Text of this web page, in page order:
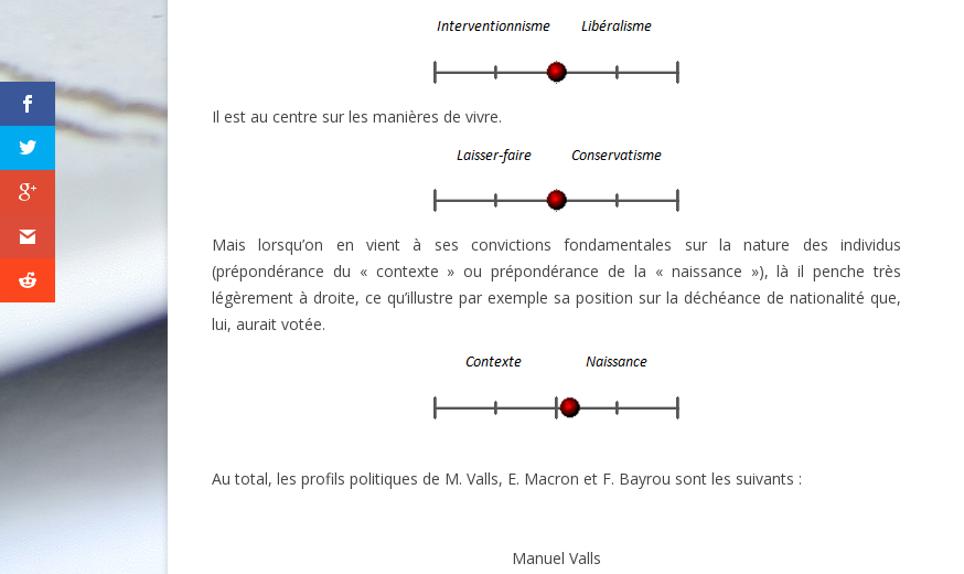
Il est au centre sur les manières de vivre.
Mais lorsqu’on en vient à ses convictions fondamentales sur la nature des individus
(prépondérance du « contexte » ou prépondérance de la « naissance »), là il penche très
légèrement à droite, ce qu’illustre par exemple sa position sur la déchéance de nationalité que,
lui, aurait votée.
Au total, les profils politiques de M. Valls, E. Macron et F. Bayrou sont les suivants :
Manuel Valls